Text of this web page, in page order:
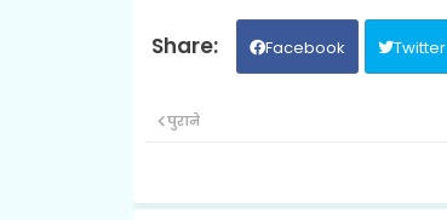
Facebook Twitter
पुराने